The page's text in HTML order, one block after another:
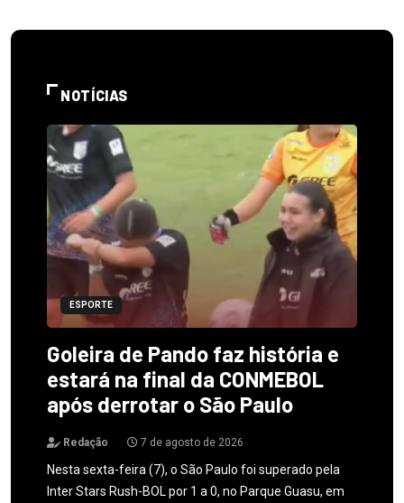
NOTÍCIAS
ESPORTE
Goleira de Pando faz história e
estará na final da CONMEBOL
após derrotar o São Paulo
Redação 7 de agosto de 2026
Nesta sexta-feira (7), o São Paulo foi superado pela
Inter Stars Rush-BOL por 1 a 0, no Parque Guasu, em